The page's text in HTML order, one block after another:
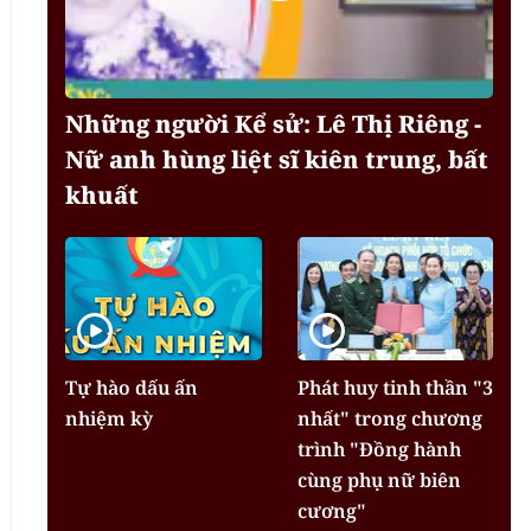
Những người Kể sử: Lê Thị Riêng -
Nữ anh hùng liệt sĩ kiên trung, bất
khuất
Tự hào dấu ấn
nhiệm kỳ
Phát huy tinh thần "3
nhất" trong chương
trình "Đồng hành
cùng phụ nữ biên
cương"